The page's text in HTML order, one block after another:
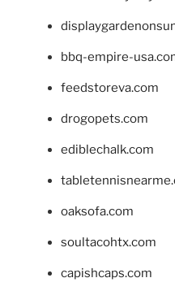
bbq-empire-
feedstoreva.com
drogopets.com
ediblechalk.com
oaksofa.com
soultacohtx.com
capishcaps.com